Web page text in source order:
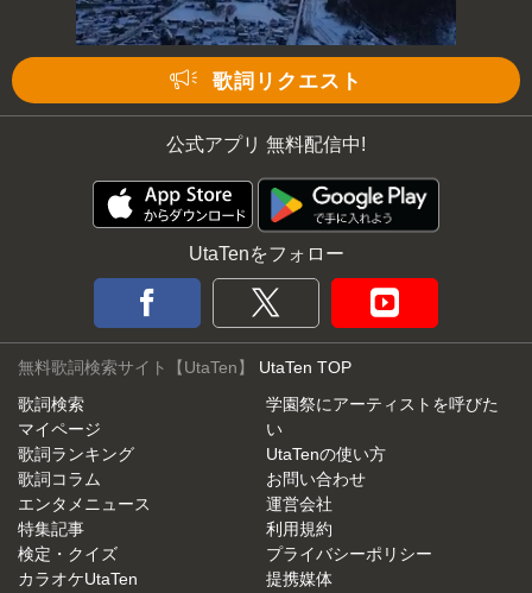
歌詞リクエスト
公式アプリ 無料配信中!
UtaTenをフォロー
無料歌詞検索サイト【UtaTen】 UtaTen TOP
歌詞検索
マイページ
歌詞ランキング
歌詞コラム
エンタメニュース
特集記事
検定・クイズ
カラオケUtaTen
学園祭にアーティストを呼びた
い
UtaTenの使い方
お問い合わせ
運営会社
利用規約
プライバシーポリシー
提携媒体